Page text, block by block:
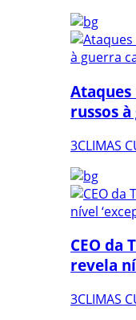
russos
3CLIMAS
CEO da
revela
3CLIMAS